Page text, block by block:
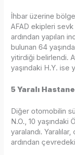
İhbar üzerine
AFAD ekipleri sevk
ardından yapılan
bulunan 64
yitirdiği belirlendi.
yaşındaki H.Y. ise
5 Yaralı
Diğer otomobilin
N.O., 10 yaşındaki
yaralandı.
ardından